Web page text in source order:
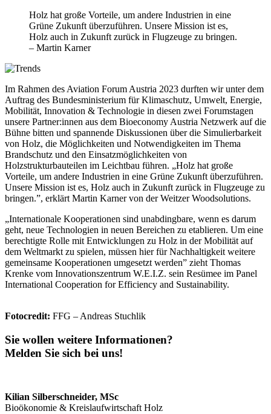
Holz hat große Vorteile, um andere Industrien in eine
Grüne Zukunft überzuführen. Unsere Mission ist es,
Holz auch in Zukunft zurück in Flugzeuge zu bringen.
– Martin Karner
Im Rahmen des Aviation Forum Austria 2023 durften wir unter dem
Auftrag des Bundesministerium für Klimaschutz, Umwelt, Energie,
Mobilität, Innovation & Technologie in diesen zwei Forumstagen
unsere Partner:innen aus dem Bioeconomy Austria Netzwerk auf die
Bühne bitten und spannende Diskussionen über die Simulierbarkeit
von Holz, die Möglichkeiten und Notwendigkeiten im Thema
Brandschutz und den Einsatzmöglichkeiten von
Holzstrukturbauteilen im Leichtbau führen. „Holz hat große
Vorteile, um andere Industrien in eine Grüne Zukunft überzuführen.
Unsere Mission ist es, Holz auch in Zukunft zurück in Flugzeuge zu
bringen.”, erklärt Martin Karner von der Weitzer Woodsolutions.
„Internationale Kooperationen sind unabdingbare, wenn es darum
geht, neue Technologien in neuen Bereichen zu etablieren. Um eine
berechtigte Rolle mit Entwicklungen zu Holz in der Mobilität auf
dem Weltmarkt zu spielen, müssen hier für Nachhaltigkeit weitere
gemeinsame Kooperationen umgesetzt werden” zieht Thomas
Krenke vom Innovationszentrum W.E.I.Z. sein Resümee im Panel
International Cooperation for Efficiency and Sustainability.
Fotocredit: FFG – Andreas Stuchlik
Sie wollen weitere Informationen?
Melden Sie sich bei uns!
Kilian Silberschneider, MSc
Bioökonomie & Kreislaufwirtschaft Holz